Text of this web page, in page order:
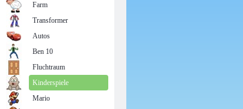
Farm
Transformer
Autos
Ben 10
Fluchtraum
Kinderspiele
Mario